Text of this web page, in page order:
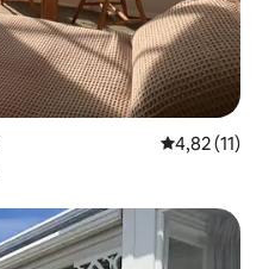
4,82 de uma
4,82 (11)